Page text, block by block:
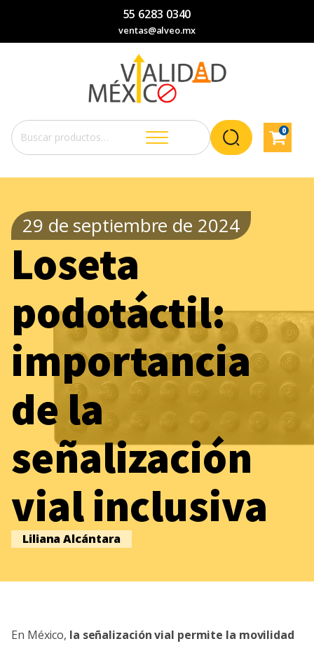
55 6283 0340
ventas@alveo.mx
Buscar
por:
0
29 de septiembre de 2024
Loseta
podotáctil:
importancia
de la
señalización
vial inclusiva
Liliana Alcántara
En México, la señalización vial permite la movilidad